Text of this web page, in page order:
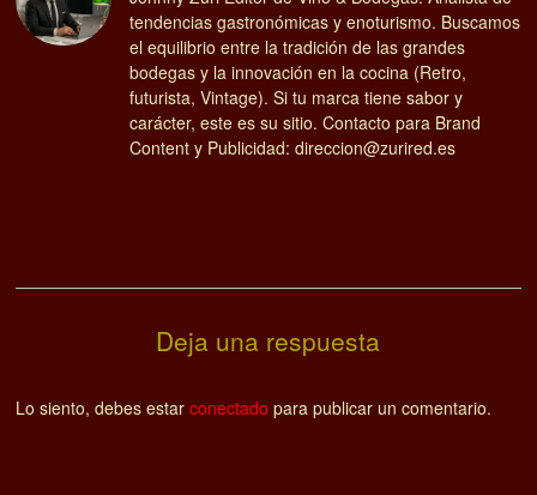
tendencias gastronómicas y enoturismo. Buscamos
el equilibrio entre la tradición de las grandes
bodegas y la innovación en la cocina (Retro,
futurista, Vintage). Si tu marca tiene sabor y
carácter, este es su sitio. Contacto para Brand
Content y Publicidad: direccion@zurired.es
Deja una respuesta
Lo siento, debes estarconectado para publicar un comentario.